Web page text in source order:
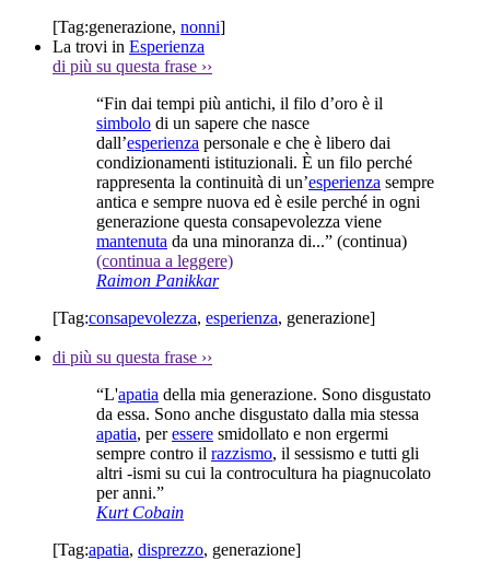
[Tag:generazione, nonni]
La trovi in Esperienza
di più su questa frase ››
“Fin dai tempi più antichi, il filo d’oro è il
simbolo di un sapere che nasce
dall’esperienza personale e che è libero dai
condizionamenti istituzionali. È un filo perché
rappresenta la continuità di un’esperienza sempre
antica e sempre nuova ed è esile perché in ogni
generazione questa consapevolezza viene
mantenuta da una minoranza di...” (continua)
(continua a leggere)
Raimon Panikkar
[Tag:consapevolezza, esperienza, generazione]
di più su questa frase ››
“L'apatia della mia generazione. Sono disgustato
da essa. Sono anche disgustato dalla mia stessa
apatia, peressere smidollato e non ergermi
sempre contro il razzismo, il sessismo e tutti gli
altri -ismi su cui la controcultura ha piagnucolato
per anni.”
Kurt Cobain
[Tag:apatia, disprezzo, generazione]